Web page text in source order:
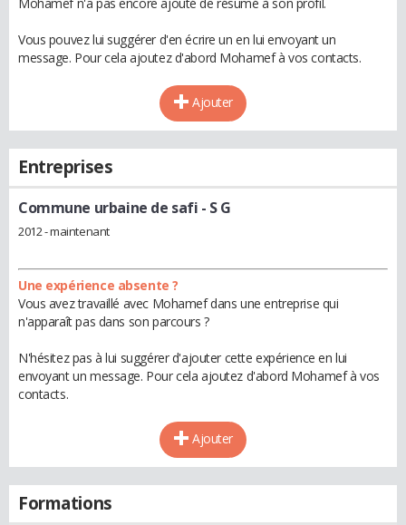
Vous pouvez lui suggérer d'en écrire un en lui envoyant un
message. Pour cela ajoutez d'abord Mohamef à vos contacts.
Ajouter
Entreprises
Commune urbaine de safi - S G
2012 - maintenant
Une expérience absente ?
Vous avez travaillé avec Mohamef dans une entreprise qui
n'apparaît pas dans son parcours ?
N'hésitez pas à lui suggérer d'ajouter cette expérience en lui
envoyant un message. Pour cela ajoutez d'abord Mohamef à vos
contacts.
Ajouter
Formations